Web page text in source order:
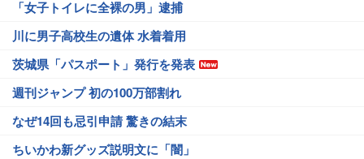
「女子トイレに全裸の男」逮捕
川に男子高校生の遺体 水着着用
茨城県「パスポート」発行を発表
週刊ジャンプ 初の100万部割れ
なぜ14回も忌引申請 驚きの結末
ちいかわ新グッズ説明文に「闇」